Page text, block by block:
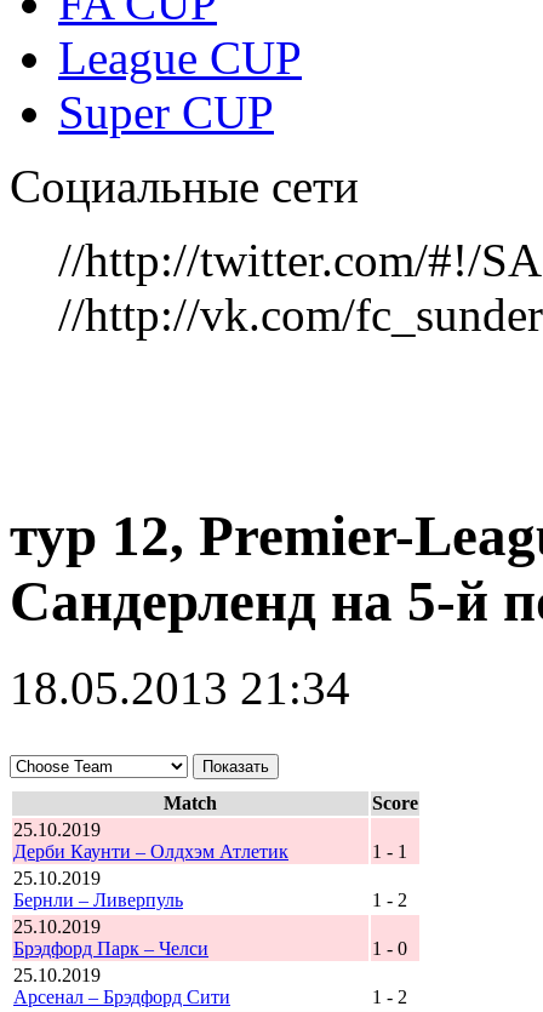
League CUP
Super CUP
Социальные сети
//http://twitter.com/#!/
//http://vk.com/
тур 12, Рremier-
Сандерленд на 5-й
18.05.2013 21:34
Match
Score
25.10.2019
Дерби Каунти – Олдхэм Атлетик
1 - 1
25.10.2019
Бернли – Ливерпуль
1 - 2
25.10.2019
Брэдфорд Парк – Челси
1 - 0
25.10.2019
Арсенал – Брэдфорд Сити
1 - 2